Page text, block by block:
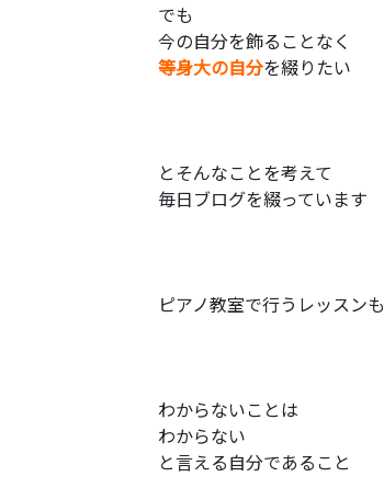
でも
今の自分を飾ることなく
等身大の自分を綴りたい
とそんなことを考えて
毎日ブログを綴っています
ピアノ教室で行うレッスンも
わからないことは
わからない
と言える自分であること